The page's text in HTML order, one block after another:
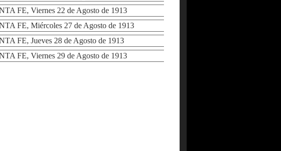
FE, Viernes 22 de Agosto de 1913
FE, Miércoles 27 de Agosto de 1913
FE, Jueves 28 de Agosto de 1913
FE, Viernes 29 de Agosto de 1913